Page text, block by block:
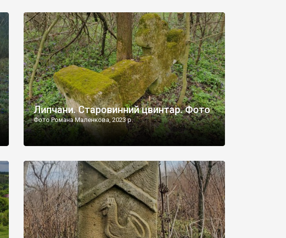
дороги їх не видно, але видно дві стареньких колії у траві –
[…]
Липчани. Старовинний цвинтар. Фото
Фото Романа Маленкова, 2023 р.